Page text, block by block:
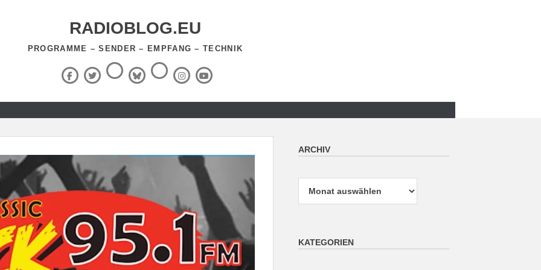
RADIOBLOG.EU
PROGRAMME – SENDER – EMPFANG – TECHNIK
Facebook
X
(Twitter)
ThreadsBlueSky
RSS-
Feed InstagramYouTube
ARCHIV
KATEGORIEN